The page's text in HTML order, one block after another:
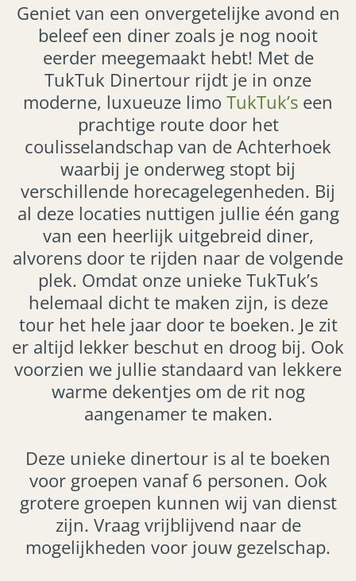
Geniet van een onvergetelijke avond en
beleef een diner zoals je nog nooit
eerder meegemaakt hebt! Met de
TukTuk Dinertour rijdt je in onze
moderne, luxueuze limo TukTuk’s een
prachtige route door het
coulisselandschap van de Achterhoek
waarbij je onderweg stopt bij
verschillende horecagelegenheden. Bij
al deze locaties nuttigen jullie één gang
van een heerlijk uitgebreid diner,
alvorens door te rijden naar de volgende
plek. Omdat onze unieke TukTuk’s
helemaal dicht te maken zijn, is deze
tour het hele jaar door te boeken. Je zit
er altijd lekker beschut en droog bij. Ook
voorzien we jullie standaard van lekkere
warme dekentjes om de rit nog
aangenamer te maken.
Deze unieke dinertour is al te boeken
voor groepen vanaf 6 personen. Ook
grotere groepen kunnen wij van dienst
zijn. Vraag vrijblijvend naar de
mogelijkheden voor jouw gezelschap.